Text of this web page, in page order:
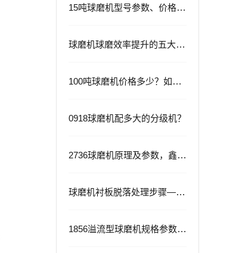
15吨球磨机型号参数、价格及应用领域
球磨机球磨效率提升的五大策略
100吨球磨机价格多少？如何选择？
0918球磨机配多大的分级机？
2736球磨机原理及参数，鑫海2736球磨机的优势
球磨机衬板脱落处理步骤——从根源解决问题
1856溢流型球磨机规格参数与应用